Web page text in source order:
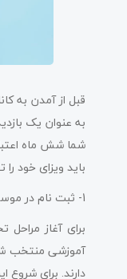
قبل از آمدن به
به عنوان یک
شما شش ماه
باید ویزای خود
1- ثبت نام در موسسه آموزشی منتخب (DLI) کانادا
آموزشی منتخب
دارند. برای